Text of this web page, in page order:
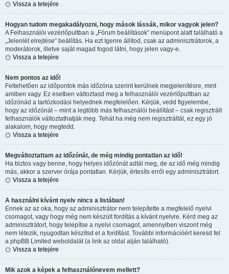
Vissza a tetejére
Hogyan tudom megakadályozni, hogy mások lássák, mikor vagyok jelen?
A Felhasználói vezérlőpultban a „Fórum beállítások” menüpont alatt található a
„Jelenlét elrejtése” beállítás. Ha ezt Igenre állítod, csak az adminisztrátorok, a
moderátorok, illetve saját magad fogod látni, hogy jelen vagy-e.
Vissza a tetejére
Nem pontos az idő!
Feltehetően az időpontok más időzóna szerint kerülnek megjelenítésre, mint
amiben vagy. Ez esetben változtasd meg a felhasználói vezérlőpultban az
időzónád a tartózkodási helyednek megfelelően. Kérjük, vedd figyelembe,
hogy az időzónát – mint a legtöbb más felhasználói beállítást – csak regisztrált
felhasználók változtathatják meg. Tehát ha még nem regisztráltál, ez egy jó
alakalom, hogy megtedd.
Vissza a tetejére
Megváltoztattam az időzónát, de még mindig pontatlan az idő!
Ha biztos vagy benne, hogy helyes időzónát adtál meg, de az idő még mindig
más, akkor a szerver órája pontatlan. Kérjük, értesíts erről egy adminisztrátort.
Vissza a tetejére
A használni kívánt nyelv nincs a listában!
Ennek az az oka, hogy az adminisztrátor nem telepítette a megfelelő nyelvi
csomagot, vagy hogy még nem készült fordítás a kívánt nyelvre. Kérd meg az
adminisztrátort, hogy telepítse a nyelvi csomagot, amennyiben viszont még
nem létezik, nyugodtan készítsd el a fordítást. További információért keresd fel
a phpBB Limited weboldalát (a link az oldal alján található).
Vissza a tetejére
Mik azok a képek a felhasználónevem mellett?